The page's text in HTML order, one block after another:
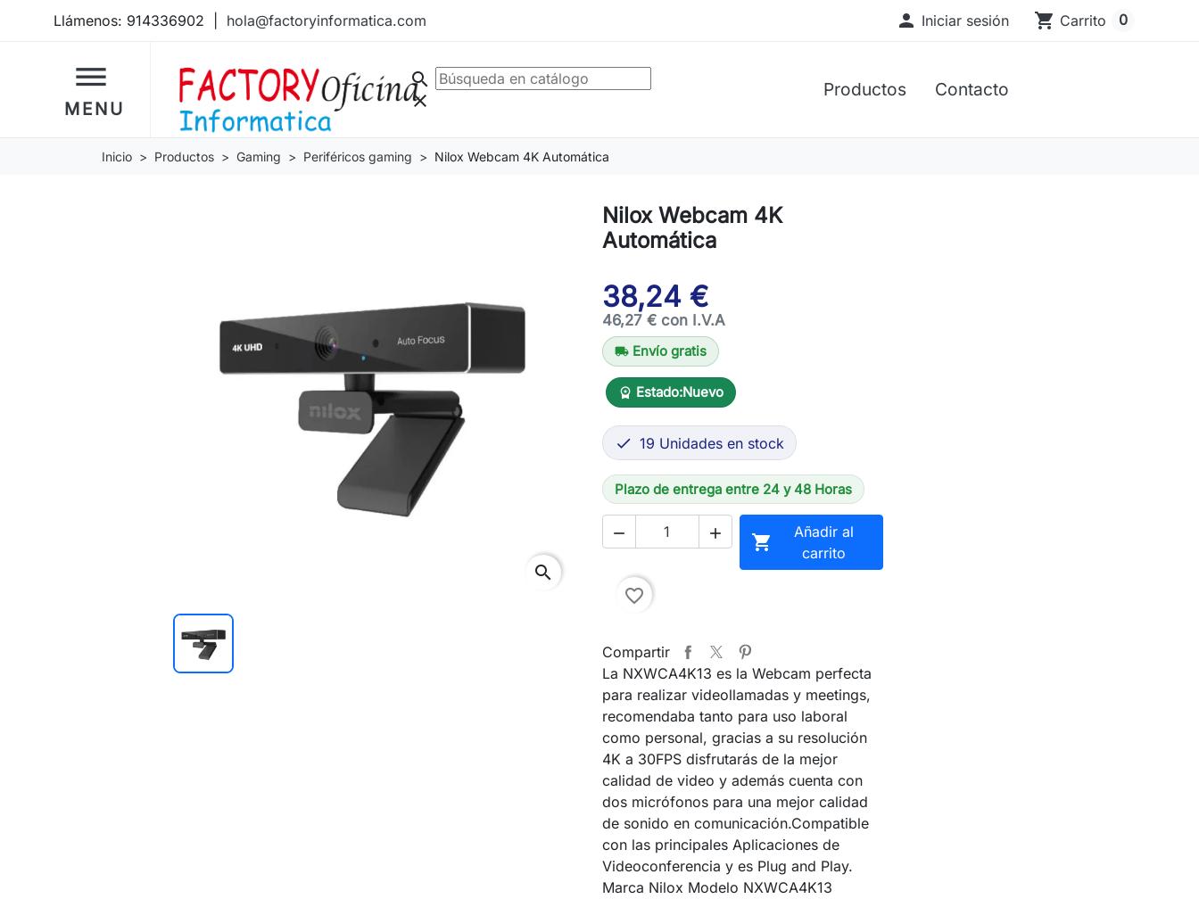
Llámenos: 914336902 hola@factoryinformatica.com  Iniciar sesión shopping_cart Carrito 0
dehaze
MENU
Productos Contacto
search
clear
Inicio Productos Gaming Periféricos gaming Nilox Webcam 4K Automática
search
Nilox Webcam 4K
Automática
38,24 €
46,27 € con I.V.A
local_shipping Envío gratis
workspace_premium Estado:Nuevo
 19 Unidades en stock
Plazo de entrega entre 24 y 48 Horas
  
Añadir al
carrito
favorite_border
Compartir
La NXWCA4K13 es la Webcam perfecta
para realizar videollamadas y meetings,
recomendaba tanto para uso laboral
como personal, gracias a su resolución
4K a 30FPS disfrutarás de la mejor
calidad de video y además cuenta con
dos micrófonos para una mejor calidad
de sonido en comunicación.Compatible
con las principales Aplicaciones de
Videoconferencia y es Plug and Play.
Marca Nilox Modelo NXWCA4K13